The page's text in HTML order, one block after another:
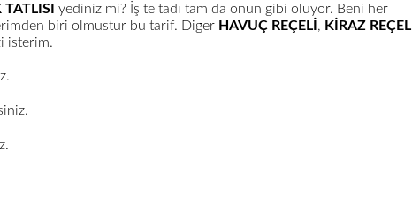
yediniz mi? İş te tadı tam da onun gibi oluyor. Beni her
biri olmustur bu tarif. Diger HAVUÇ REÇELİ , KİRAZ REÇELİ
isterim.